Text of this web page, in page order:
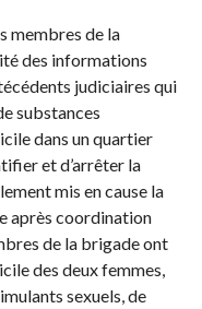
membres de la
des informations
judiciaires qui
substances
dans un quartier
et d’arrêter la
mis en cause la
après coordination
de la brigade ont
des deux femmes,
sexuels, de